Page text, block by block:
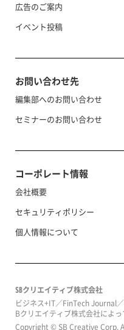
広告のご案内
イベント投稿
お問い合わせ先
編集部へのお問い合わせ
セミナーのお問い合わせ
コーポレート情報
会社概要
セキュリティポリシー
個人情報について
SBクリエイティブ株式会社
ビジネス+IT／FinTech Journal
Bクリエイティブ株式会社によっ
Copyright © SB Creative Corp.